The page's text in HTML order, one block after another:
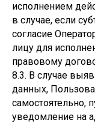
исполнением
в случае, если
согласие
лицу для
правовому
8.3. В случае
данных,
самостоятельно,
уведомление на